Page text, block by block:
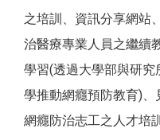
之培訓、資訊分享網站
治醫療專業人員之繼續
學習(透過大學部與研
學推動網癮預防教育)
網癮防治志工之人才培訓